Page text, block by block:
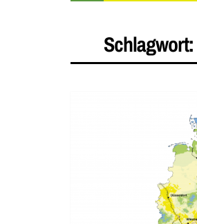
Schlagwort: